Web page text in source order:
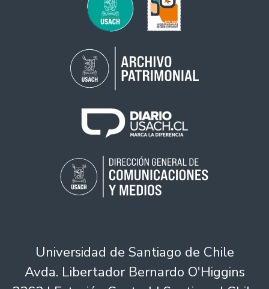
Universidad de Santiago de Chile
Avda. Libertador Bernardo O'Higgins